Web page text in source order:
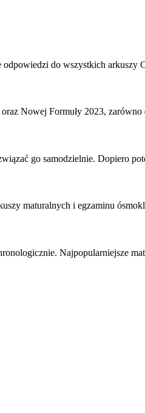
do wszystkich arkuszy
Nowej Formuły 2023,
go samodzielnie. Dopiero
maturalnych i egzaminu
Najpopularniejsze